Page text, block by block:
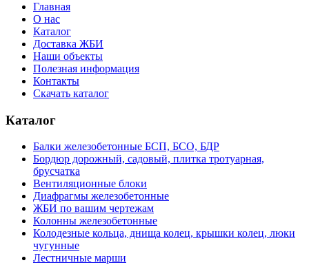
Главная
О нас
Каталог
Доставка ЖБИ
Наши объекты
Полезная информация
Контакты
Скачать каталог
Каталог
Балки железобетонные БСП, БСО, БДР
Бордюр дорожный, садовый, плитка тротуарная,
брусчатка
Вентиляционные блоки
Диафрагмы железобетонные
ЖБИ по вашим чертежам
Колонны железобетонные
Колодезные кольца, днища колец, крышки колец, люки
чугунные
Лестничные марши